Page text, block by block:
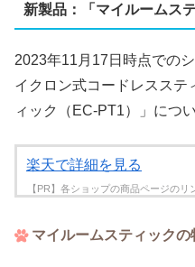
新製品：「マイルームス
2023年11月17日時点での
イクロン式コードレスステ
ィック（EC-PT1）」につ
楽天で詳細を見る
マイルームスティックの